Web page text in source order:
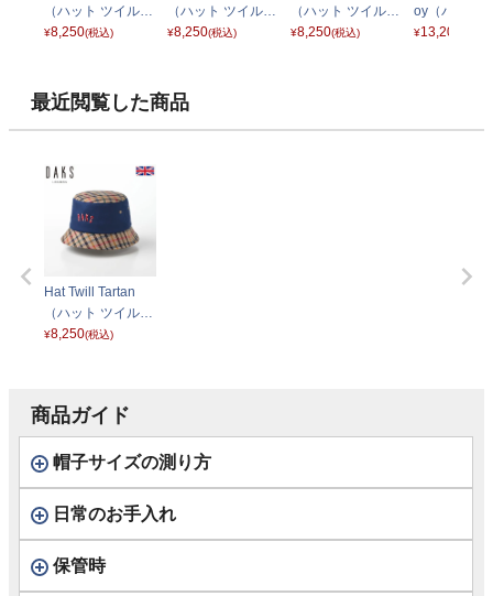
（ハット ツイルタ
ータン） D1712
¥8,250(税込)
（ハット ツイルタ
ータン） D1712
¥8,250(税込)
（ハット ツイルタ
ータン） D1712
¥8,250(税込)
oy（バケッ
ト コーデュ
¥13,200
最近閲覧した商品
Hat Twill Tartan
（ハット ツイルタ
ータン） D1712
¥8,250(税込)
商品ガイド
帽子サイズの測り方
日常のお手入れ
保管時